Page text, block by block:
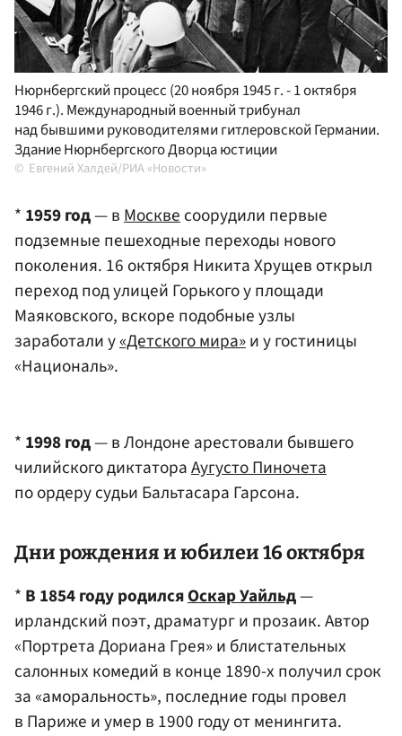
Нюрнбергский процесс (20 ноября 1945 г. - 1 октября
1946 г.). Международный военный трибунал
над бывшими руководителями гитлеровской Германии.
Здание Нюрнбергского Дворца юстиции
Евгений Халдей/РИА «Новости»
* 1959 год— вМосквесоорудили первые
подземные пешеходные переходы нового
поколения. 16 октября Никита Хрущев открыл
переход под улицей Горького у площади
Маяковского, вскоре подобные узлы
заработали у«Детского мира»и у гостиницы
«Националь».
* 1998 год— в Лондоне арестовали бывшего
чилийского диктатораАугусто Пиночета
по ордеру судьи Бальтасара Гарсона.
Дни рождения и юбилеи 16 октября
* В 1854 году родилсяОскар Уайльд—
ирландский поэт, драматург и прозаик. Автор
«Портрета Дориана Грея» и блистательных
салонных комедий в конце 1890-х получил срок
за «аморальность», последние годы провел
в Париже и умер в 1900 году от менингита.